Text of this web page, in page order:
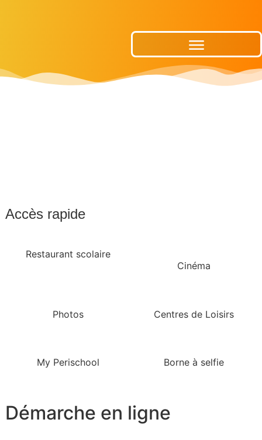
Accès rapide
Restaurant scolaire
Cinéma
Photos Centres de Loisirs
My Perischool Borne à selfie
Démarche en ligne